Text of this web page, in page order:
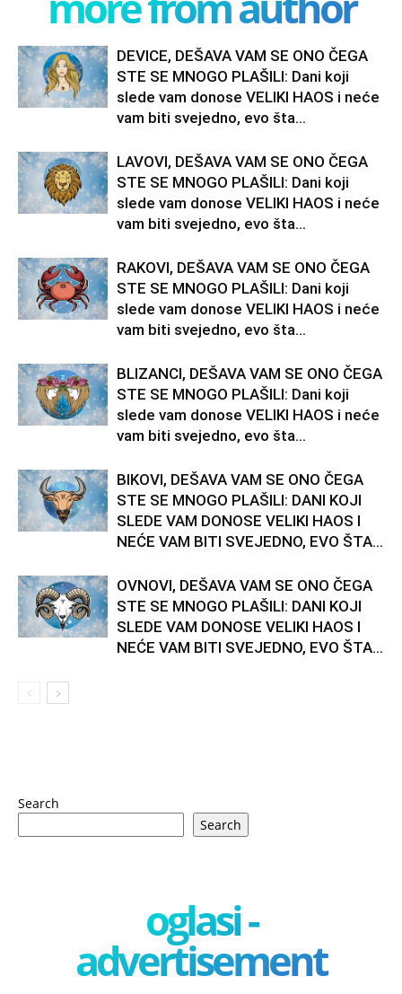
DEVICE, DEŠAVA VAM SE ONO ČEGA
STE SE MNOGO PLAŠILI: Dani koji
slede vam donose VELIKI HAOS i neće
vam biti svejedno, evo šta...
LAVOVI, DEŠAVA VAM SE ONO ČEGA
STE SE MNOGO PLAŠILI: Dani koji
slede vam donose VELIKI HAOS i neće
vam biti svejedno, evo šta...
RAKOVI, DEŠAVA VAM SE ONO ČEGA
STE SE MNOGO PLAŠILI: Dani koji
slede vam donose VELIKI HAOS i neće
vam biti svejedno, evo šta...
BLIZANCI, DEŠAVA VAM SE ONO ČEGA
STE SE MNOGO PLAŠILI: Dani koji
slede vam donose VELIKI HAOS i neće
vam biti svejedno, evo šta...
BIKOVI, DEŠAVA VAM SE ONO ČEGA
STE SE MNOGO PLAŠILI: DANI KOJI
SLEDE VAM DONOSE VELIKI HAOS I
NEĆE VAM BITI SVEJEDNO, EVO ŠTA...
OVNOVI, DEŠAVA VAM SE ONO ČEGA
STE SE MNOGO PLAŠILI: DANI KOJI
SLEDE VAM DONOSE VELIKI HAOS I
NEĆE VAM BITI SVEJEDNO, EVO ŠTA...
Search
Search
oglasi -
advertisement